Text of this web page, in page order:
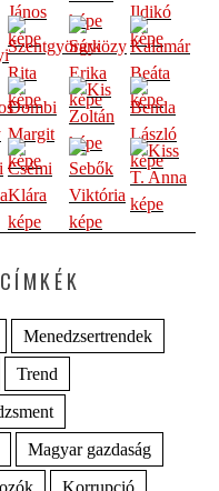
CÍMKÉK
Menedzsertrendek
Trend
Magyar gazdaság
Korrupció